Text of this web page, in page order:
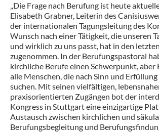
„Die Frage nach Berufung ist heute
Elisabeth Grabner, Leiterin des
der internationalen Tagungsleitung des
Wunsch nach einer Tätigkeit, die unseren
und wirklich zu uns passt, hat in den
zugenommen. In der Berufungspastoral
kirchliche Berufe einen Schwerpunkt,
alle Menschen, die nach Sinn und
suchen. Mit seinen vielfältigen,
praxisorientierten Zugängen bot der
Kongress in Stuttgart eine einzigartige
Austausch zwischen kirchlichen und
Berufungsbegleitung und